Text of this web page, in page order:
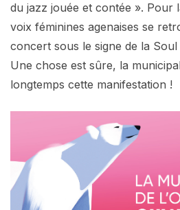
du jazz jouée et contée ». Pour
voix féminines agenaises se
concert sous le signe de la Soul
Une chose est sûre, la
longtemps cette manifestation !